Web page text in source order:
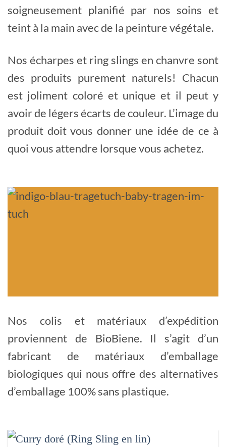
soigneusement planifié par nos soins et
teint à la main avec de la peinture végétale.
Nos écharpes et ring slings en chanvre sont
des produits purement naturels! Chacun
est joliment coloré et unique et il peut y
avoir de légers écarts de couleur. L’image du
produit doit vous donner une idée de ce à
quoi vous attendre lorsque vous achetez.
Nos colis et matériaux d’expédition
proviennent de BioBiene. Il s’agit d’un
fabricant de matériaux d’emballage
biologiques qui nous offre des alternatives
d’emballage 100% sans plastique.